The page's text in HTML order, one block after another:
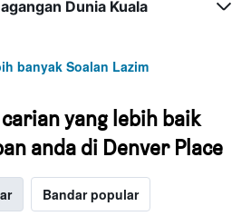
Dunia Kuala
banyak Soalan Lazim
yang lebih baik
anda di Denver Place
Bandar popular